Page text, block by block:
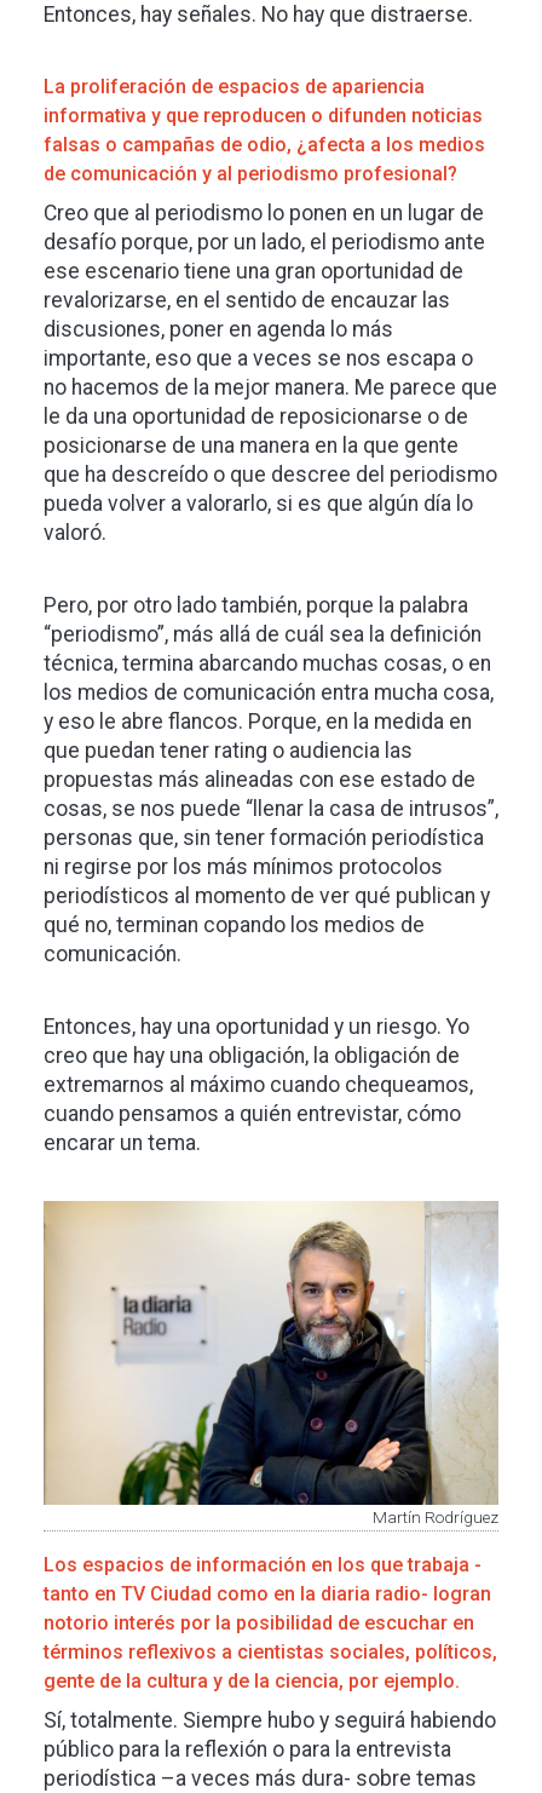
Entonces, hay señales. No hay que distraerse.
La proliferación de espacios de apariencia
informativa y que reproducen o difunden noticias
falsas o campañas de odio, ¿afecta a los medios
de comunicación y al periodismo profesional?
Creo que al periodismo lo ponen en un lugar de
desafío porque, por un lado, el periodismo ante
ese escenario tiene una gran oportunidad de
revalorizarse, en el sentido de encauzar las
discusiones, poner en agenda lo más
importante, eso que a veces se nos escapa o
no hacemos de la mejor manera. Me parece que
le da una oportunidad de reposicionarse o de
posicionarse de una manera en la que gente
que ha descreído o que descree del periodismo
pueda volver a valorarlo, si es que algún día lo
valoró.
Pero, por otro lado también, porque la palabra
“periodismo”, más allá de cuál sea la definición
técnica, termina abarcando muchas cosas, o en
los medios de comunicación entra mucha cosa,
y eso le abre flancos. Porque, en la medida en
que puedan tener rating o audiencia las
propuestas más alineadas con ese estado de
cosas, se nos puede “llenar la casa de intrusos”,
personas que, sin tener formación periodística
ni regirse por los más mínimos protocolos
periodísticos al momento de ver qué publican y
qué no, terminan copando los medios de
comunicación.
Entonces, hay una oportunidad y un riesgo. Yo
creo que hay una obligación, la obligación de
extremarnos al máximo cuando chequeamos,
cuando pensamos a quién entrevistar, cómo
encarar un tema.
Imagen
Martín Rodríguez
Los espacios de información en los que trabaja -
tanto en TV Ciudad como en la diaria radio- logran
notorio interés por la posibilidad de escuchar en
términos reflexivos a cientistas sociales, políticos,
gente de la cultura y de la ciencia, por ejemplo.
Sí, totalmente. Siempre hubo y seguirá habiendo
público para la reflexión o para la entrevista
periodística –a veces más dura- sobre temas